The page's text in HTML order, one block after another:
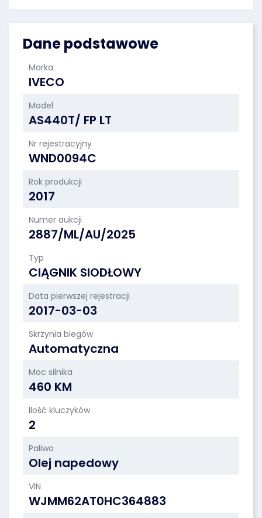
Dane podstawowe
Marka
IVECO
Model
AS440T/ FP LT
Nr rejestracyjny
WND0094C
Rok produkcji
2017
Numer aukcji
2887/ML/AU/2025
Typ
CIĄGNIK SIODŁOWY
Data pierwszej rejestracji
2017-03-03
Skrzynia biegów
Automatyczna
Moc silnika
460 KM
Ilość kluczyków
2
Paliwo
Olej napedowy
VIN
WJMM62AT0HC364883